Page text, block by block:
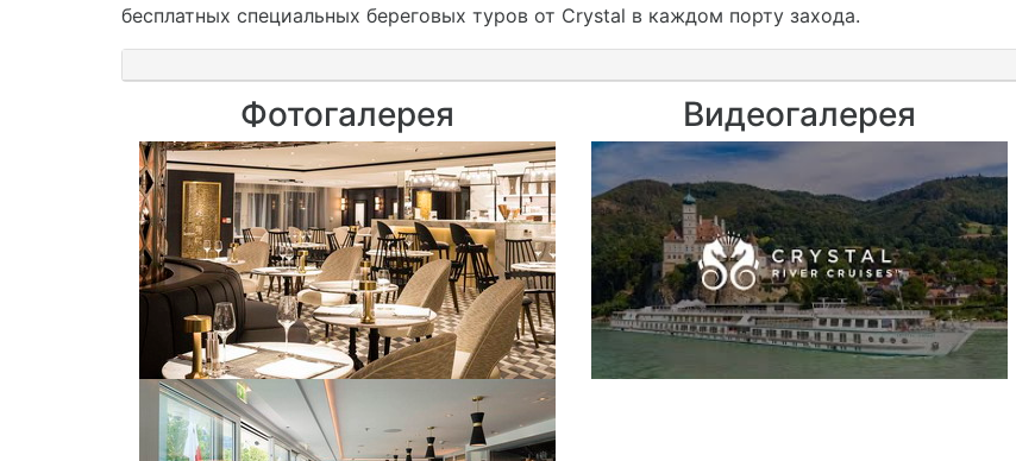
бесплатных специальных береговых туров от Crystal в каждом порту захода.
Фотогалерея Видеогалерея